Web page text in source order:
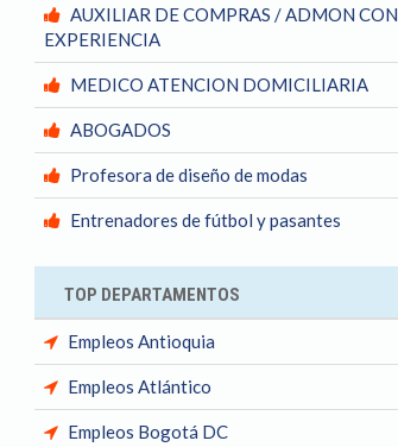
AUXILIAR DE COMPRAS / ADMON CON
EXPERIENCIA
MEDICO ATENCION DOMICILIARIA
ABOGADOS
Profesora de diseño de modas
Entrenadores de fútbol y pasantes
TOP DEPARTAMENTOS
Empleos Antioquia
Empleos Atlántico
Empleos Bogotá DC